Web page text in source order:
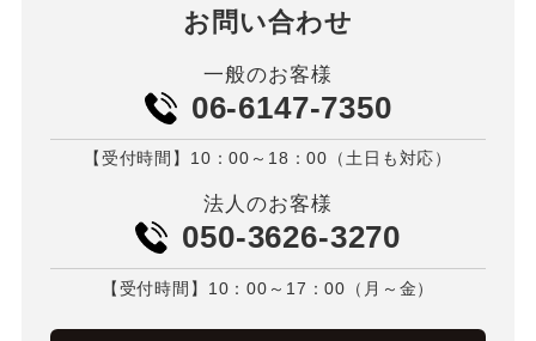
お問い合わせ
一般のお客様
06-6147-7350
【受付時間】10：00～18：00（土日も対応）
法人のお客様
050-3626-3270
【受付時間】10：00～17：00（月～金）